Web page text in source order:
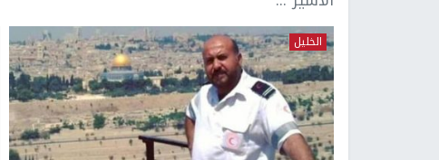
الخليل